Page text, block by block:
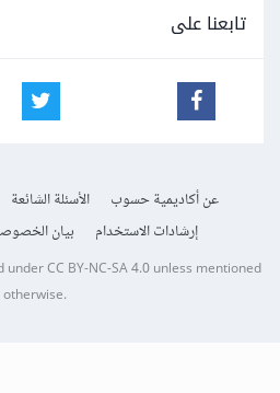
تابعنا على
عن أكاديمية حسوب الأسئلة الشائعة
إرشادات الاستخدام
بيان
underCC BY-NC-SA 4.0unless mentioned
otherwise.